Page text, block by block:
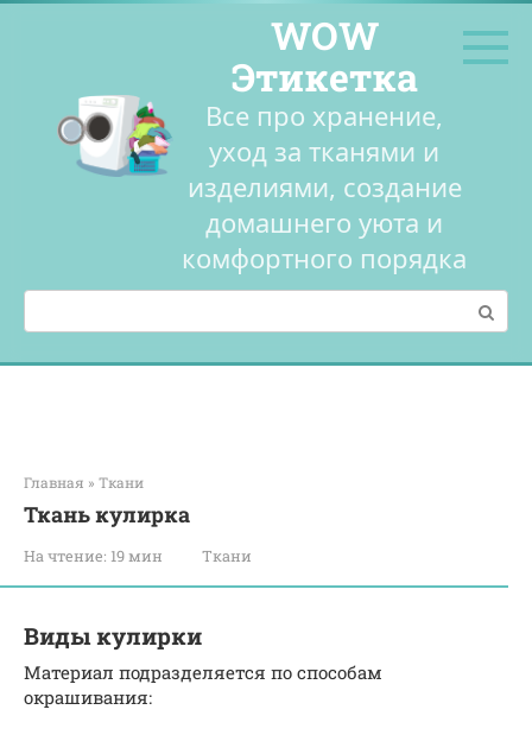
Перейти
WOW
Этикетка
Все про хранение,
уход за тканями и
изделиями, создание
домашнего уюта и
комфортного порядка
Поиск:
Главная » Ткани
Ткань кулирка
На чтение: 19 мин Ткани
Виды кулирки
Материал подразделяется по способам
окрашивания: